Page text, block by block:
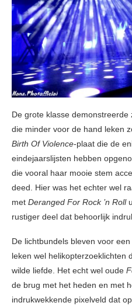
De grote klasse
die minder voor de hand leken
Birth Of Violence-plaat die de
eindejaarslijsten hebben
die vooral haar mooie stem
deed. Hier was het echter wel
met Deranged For Rock ’n Roll
rustiger deel dat behoorlijk
De lichtbundels bleven voor
leken wel helikopterzoeklichten
wilde liefde. Het echt wel oude
de brug met het heden en met
indrukwekkende pixelveld dat